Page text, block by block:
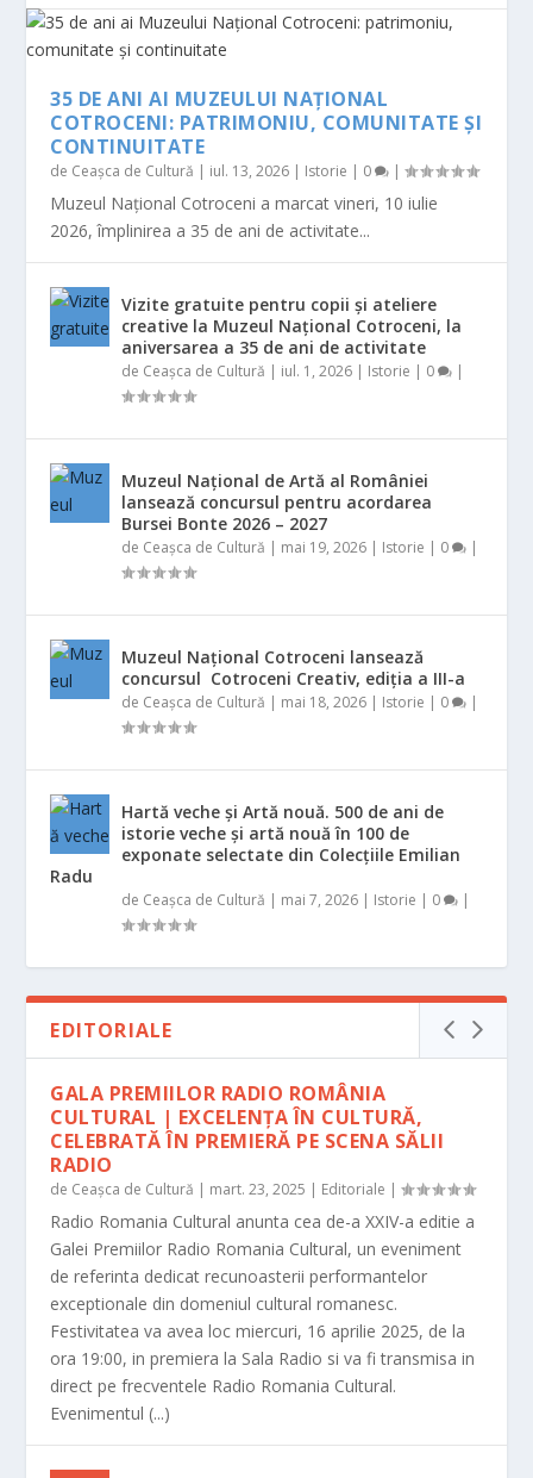
35 DE ANI AI MUZEULUI NAȚIONAL
COTROCENI: PATRIMONIU, COMUNITATE ȘI
CONTINUITATE
de Ceașca de Cultură | iul. 13, 2026 | Istorie | 0 |
Muzeul Național Cotroceni a marcat vineri, 10 iulie
2026, împlinirea a 35 de ani de activitate...
Vizite gratuite pentru copii și ateliere
creative la Muzeul Național Cotroceni, la
aniversarea a 35 de ani de activitate
de Ceașca de Cultură | iul. 1, 2026 | Istorie | 0 |
Muzeul Național de Artă al României
lansează concursul pentru acordarea
Bursei Bonte 2026 – 2027
de Ceașca de Cultură | mai 19, 2026 | Istorie | 0 |
Muzeul Național Cotroceni lansează
concursul Cotroceni Creativ, ediția a III-a
de Ceașca de Cultură | mai 18, 2026 | Istorie | 0 |
Hartă veche și Artă nouă. 500 de ani de
istorie veche și artă nouă în 100 de
exponate selectate din Colecțiile Emilian
Radu
de Ceașca de Cultură | mai 7, 2026 | Istorie | 0 |
EDITORIALE
GALA PREMIILOR RADIO ROMÂNIA
CULTURAL | EXCELENȚA ÎN CULTURĂ,
CELEBRATĂ ÎN PREMIERĂ PE SCENA SĂLII
RADIO
de Ceașca de Cultură | mart. 23, 2025 | Editoriale |
Radio Romania Cultural anunta cea de-a XXIV-a editie a
Galei Premiilor Radio Romania Cultural, un eveniment
de referinta dedicat recunoasterii performantelor
exceptionale din domeniul cultural romanesc.
Festivitatea va avea loc miercuri, 16 aprilie 2025, de la
ora 19:00, in premiera la Sala Radio si va fi transmisa in
direct pe frecventele Radio Romania Cultural.
Evenimentul (...)